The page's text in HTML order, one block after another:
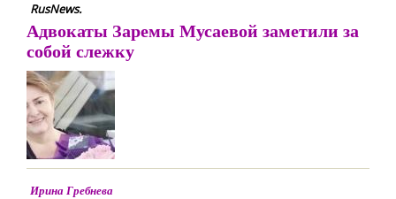
RusNews.
Адвокаты Заремы Мусаевой заметили за
собой слежку
Ирина Гребнева